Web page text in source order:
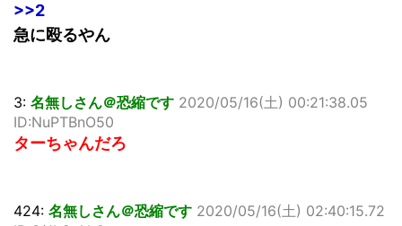
>>2
急に殴るやん
3: 名無しさん＠恐縮です 2020/05/16(土) 00:21:38.05
ID:NuPTBnO50
ターちゃんだろ
424: 名無しさん＠恐縮です 2020/05/16(土) 02:40:15.72